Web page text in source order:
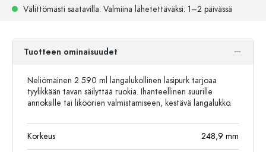
Välittömästi saatavilla. Valmiina lähetettäväksi: 1–2 päivässä
Tuotteen ominaisuudet
Neliömäinen 2 590 ml langalukollinen lasipurk tarjoaa
tyylikkään tavan säilyttää ruokia. Ihanteellinen suurille
annoksille tai liköörien valmistamiseen, kestävä langalukko.
Korkeus 248,9 mm